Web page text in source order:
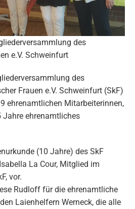
des
e.V. Schweinfurt
des
Frauen e.V. Schweinfurt (SkF)
ehrenamtlichen Mitarbeiterinnen,
ehrenamtliches
(10 Jahre) des SkF
La Cour, Mitglied im
vor.
Rudloff für die ehrenamtliche
Laienhelfern Werneck, die alle